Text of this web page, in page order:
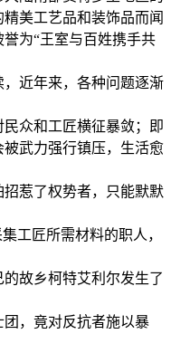
美工艺品和装饰品而闻
为“王室与百姓携手共
近年来，各种问题逐渐
众和工匠横征暴敛；即
武力强行镇压，生活愈
惹了权势者，只能默默
工匠所需材料的职人，
故乡柯特艾利尔发生了
，竟对反抗者施以暴